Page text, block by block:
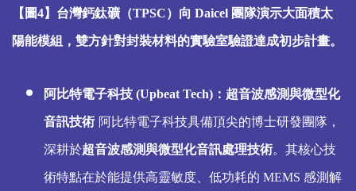
【圖4】台灣鈣鈦礦（TPSC）向 Daicel 團隊演示大面積太
陽能模組，雙方針對封裝材料的實驗室驗證達成初步計畫。
阿比特電子科技 (Upbeat Tech)： 超音波感測與微型化
音訊技術 阿比特電子科技具備頂尖的博士研發團隊，
深耕於超音波感測與微型化音訊處理技術。其核心技
術特點在於能提供高靈敏度、低功耗的 MEMS 感測解